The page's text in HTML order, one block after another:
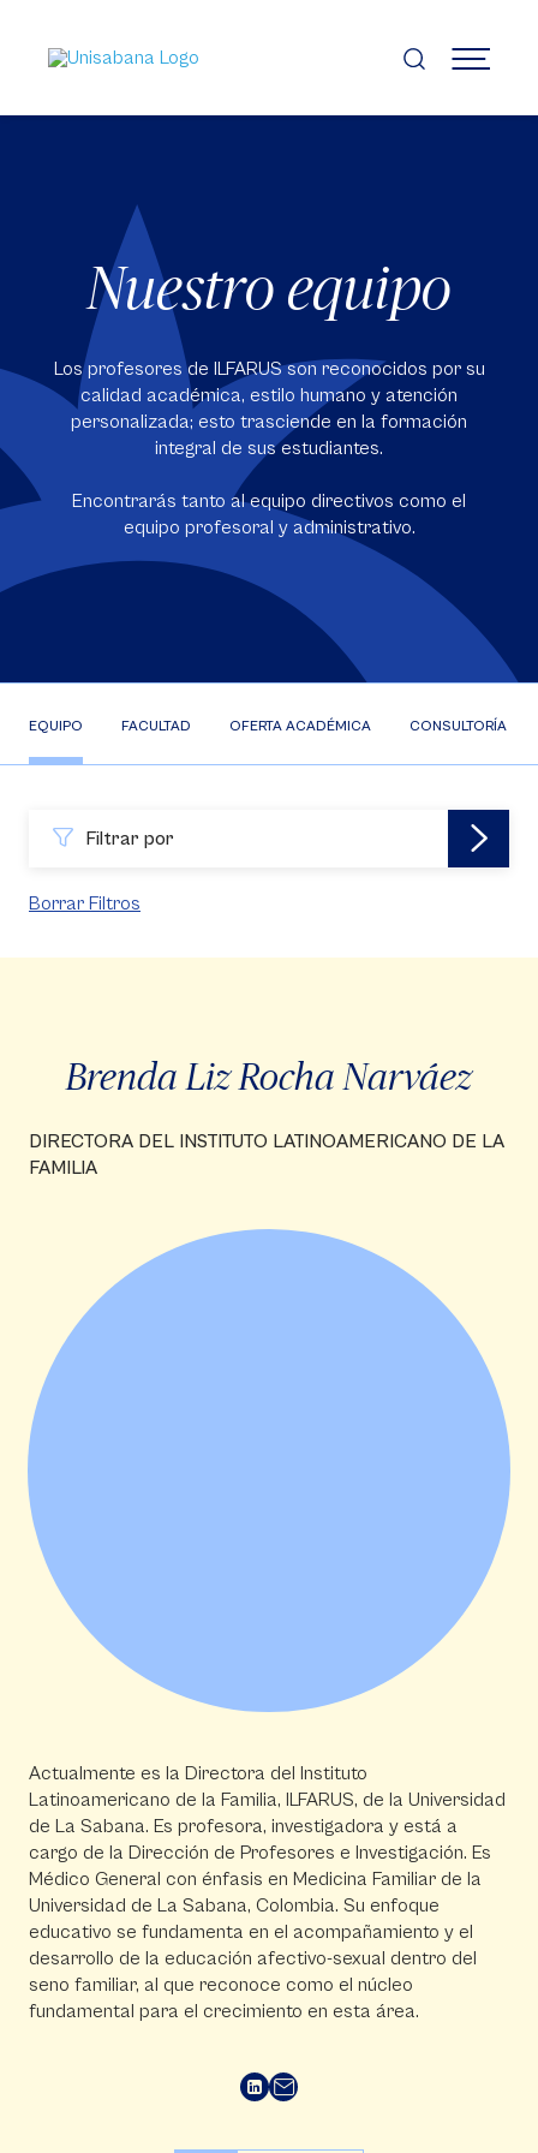
contenido
principal
MENÚ
Nuestro equipo
Los profesores de ILFARUS son reconocidos por su
calidad académica, estilo humano y atención
personalizada; esto trasciende en la formación
integral de sus estudiantes.
Encontrarás tanto al equipo directivos como el
equipo profesoral y administrativo.
EQUIPO FACULTAD OFERTA ACADÉMICA CONSULTORÍA EFR
Filtrar por
Borrar Filtros
Brenda Liz Rocha Narváez
DIRECTORA DEL INSTITUTO LATINOAMERICANO DE LA
FAMILIA
Actualmente es la Directora del Instituto
Latinoamericano de la Familia, ILFARUS, de la Universidad
de La Sabana. Es profesora, investigadora y está a
cargo de la Dirección de Profesores e Investigación. Es
Médico General con énfasis en Medicina Familiar de la
Universidad de La Sabana, Colombia. Su enfoque
educativo se fundamenta en el acompañamiento y el
desarrollo de la educación afectivo-sexual dentro del
seno familiar, al que reconoce como el núcleo
fundamental para el crecimiento en esta área.